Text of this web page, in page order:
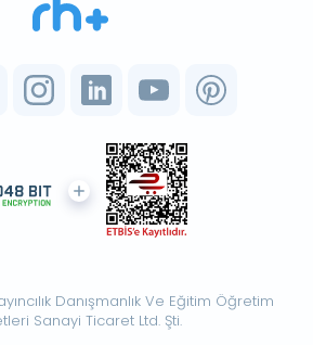
Danışmanlık Ve Eğitim Öğretim
Sanayi Ticaret Ltd. Şti.